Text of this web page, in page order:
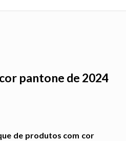
pantone de 2024
de produtos com cor